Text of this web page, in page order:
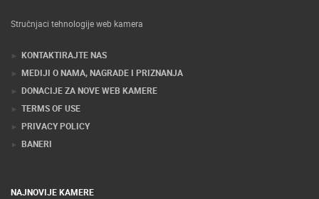
Stručnjaci tehnologije web kamera
KONTAKTIRAJTE NAS
MEDIJI O NAMA, NAGRADE I PRIZNANJA
DONACIJE ZA NOVE WEB KAMERE
TERMS OF USE
PRIVACY POLICY
BANERI
NAJNOVIJE KAMERE